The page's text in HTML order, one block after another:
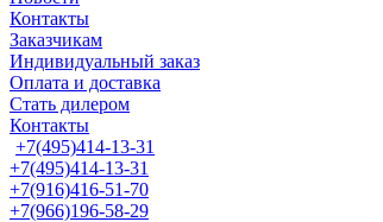
Контакты
Заказчикам
Индивидуальный заказ
Оплата и доставка
Стать дилером
Контакты
+7(495)414-13-31
+7(495)414-13-31
+7(916)416-51-70
+7(966)196-58-29